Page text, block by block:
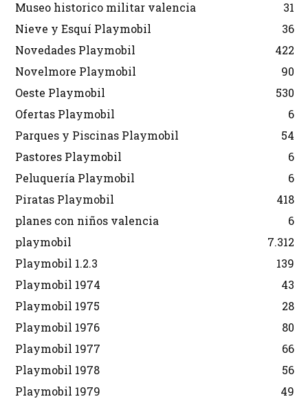
Museo historico militar valencia
31
Nieve y Esquí Playmobil
36
Novedades Playmobil
422
Novelmore Playmobil
90
Oeste Playmobil
530
Ofertas Playmobil
6
Parques y Piscinas Playmobil
54
Pastores Playmobil
6
Peluquería Playmobil
6
Piratas Playmobil
418
planes con niños valencia
6
playmobil
7.312
Playmobil 1.2.3
139
Playmobil 1974
43
Playmobil 1975
28
Playmobil 1976
80
Playmobil 1977
66
Playmobil 1978
56
Playmobil 1979
49